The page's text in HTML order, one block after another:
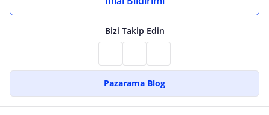
Bizi Takip Edin
Pazarama Blog